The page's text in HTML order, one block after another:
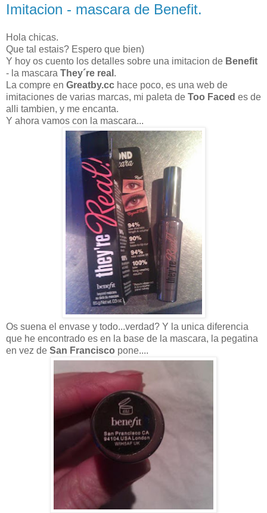
Imitacion - mascara de Benefit.
Hola chicas.
Que tal estais? Espero que bien)
Y hoy os cuento los detalles sobre una imitacion de Benefit
- la mascara They´re real .
La compre en Greatby.cc hace poco, es una web de
imitaciones de varias marcas, mi paleta de Too Faced es de
alli tambien, y me encanta.
Y ahora vamos con la mascara...
Os suena el envase y todo...verdad? Y la unica diferencia
que he encontrado es en la base de la mascara, la pegatina
en vez de San Francisco pone....